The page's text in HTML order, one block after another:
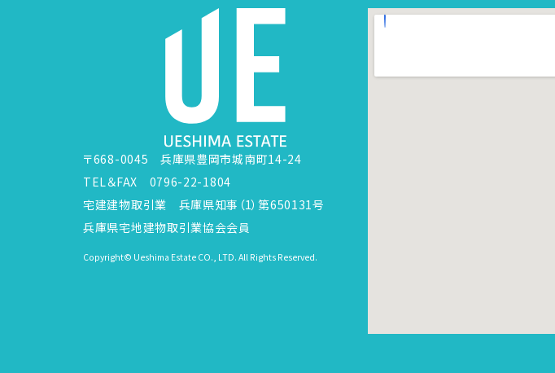
〒668-0045 兵庫県豊岡市城南町14-24
TEL＆FAX 0796-22-1804
宅建建物取引業 兵庫県知事（1）第650131号
兵庫県宅地建物取引業協会会員
Copyright© Ueshima Estate CO., LTD. All Rights Reserved.